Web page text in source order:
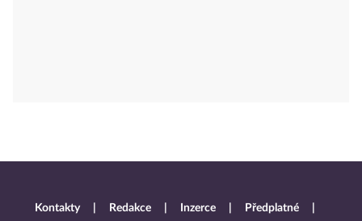
Kontakty Redakce Inzerce Předplatné